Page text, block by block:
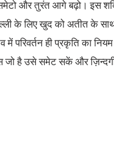
और तुरंत आगे बढ़ो। इस
के लिए खुद को अतीत के
में परिवर्तन ही प्रकृति का
जो है उसे समेट सकें और